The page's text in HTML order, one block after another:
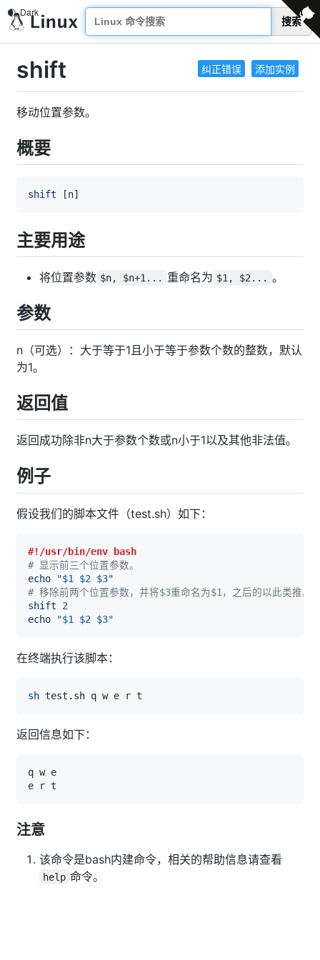
搜索
纠正错误 添加实例
shift
移动位置参数。
概要
shift [n]
主要用途
将位置参数 $n, $n+1... 重命名为 $1, $2... 。
参数
n（可选）：大于等于1且小于等于参数个数的整数，默认
为1。
返回值
返回成功除非n大于参数个数或n小于1以及其他非法值。
例子
假设我们的脚本文件（test.sh）如下：
#!/usr/bin/env bash
# 显示前三个位置参数。
echo
"$1 $2 $3"
# 移除前两个位置参数，并将$3重命名为$1，之后的以此类推。
shift
2
echo
"$1 $2 $3"
在终端执行该脚本：
sh
返回信息如下：
注意
该命令是bash内建命令，相关的帮助信息请查看
help 命令。